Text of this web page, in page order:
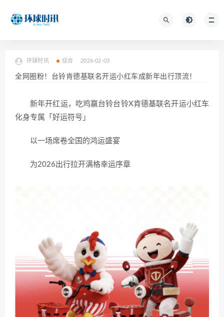
环球时讯 综合 2026-02-03
全网圈粉！台铃肯德基联名开运小红车成新年出行顶流！
新年开红运，吃鸡赢台铃台铃X肯德基联名开运小红车
化身专属「好运符号」
以一场席卷全国的鸿运盛宴
为2026出行拉开满格幸运序章